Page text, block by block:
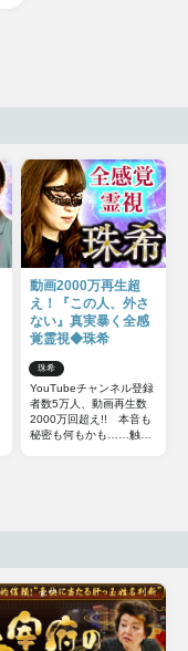
動画2000万再生超
え！『この人、外さ
ない』真実暴く全感
覚霊視◆珠希
珠希
YouTubeチャンネル登録
者数5万人、動画再生数
2000万回超え!! 本音も
秘密も何もかも……触れ